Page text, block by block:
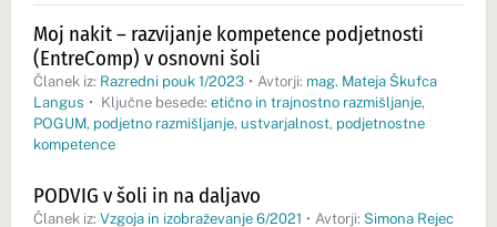
Moj nakit – razvijanje kompetence podjetnosti
(EntreComp) v osnovni šoli
Članek iz: Razredni pouk 1/2023 • Avtorji: mag. Mateja Škufca
Langus • Ključne besede: etično in trajnostno razmišljanje,
POGUM, podjetno razmišljanje, ustvarjalnost, podjetnostne
kompetence
PODVIG v šoli in na daljavo
Članek iz: Vzgoja in izobraževanje 6/2021 • Avtorji: Simona Rejec